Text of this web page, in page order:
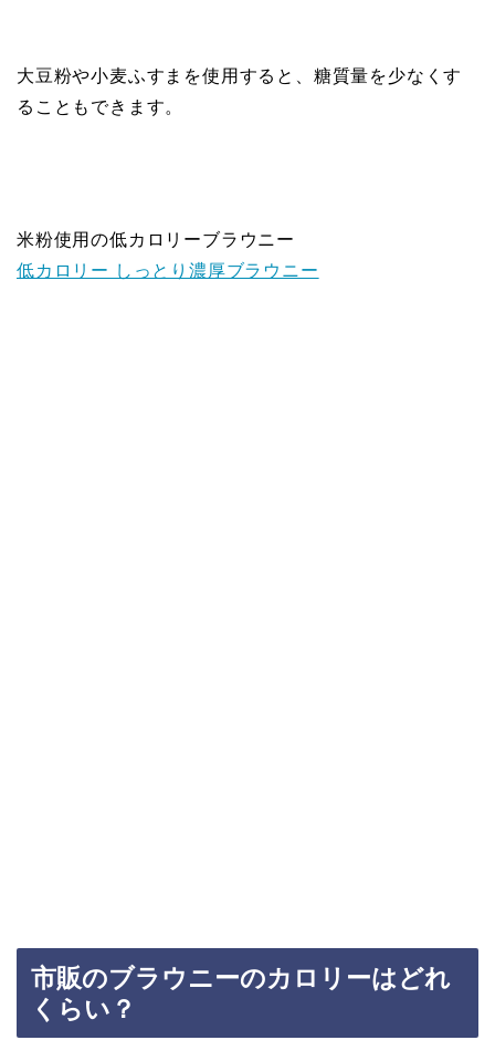
大豆粉や小麦ふすまを使用すると、糖質量を少なくす
ることもできます。
米粉使用の低カロリーブラウニー
低カロリー しっとり濃厚ブラウニー
市販のブラウニーのカロリーはどれ
くらい？